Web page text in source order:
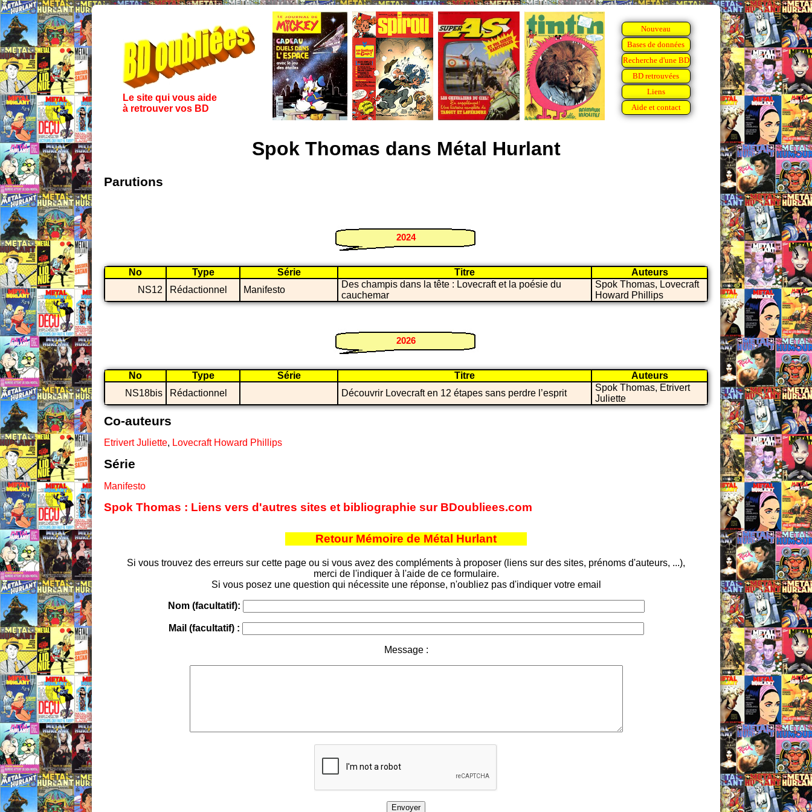
Le site qui vous aide
à retrouver vos BD
Nouveau
Bases de données
Recherche d'une BD
BD retrouvées
Liens
Aide et contact
Spok Thomas dans Métal Hurlant
Parutions
2024
No Type Série Titre
Auteurs
NS12
Rédactionnel Manifesto
Des champis dans la tête : Lovecraft et la poésie du
cauchemar
Spok Thomas, Lovecraft
Howard Phillips
2026
No Type Série Titre
Auteurs
NS18bis
Rédactionnel Découvrir Lovecraft en 12 étapes sans perdre l’esprit
Spok Thomas, Etrivert
Juliette
Co-auteurs
Etrivert Juliette, Lovecraft Howard Phillips
Série
Manifesto
Spok Thomas : Liens vers d'autres sites et bibliographie sur BDoubliees.com
Retour Mémoire de Métal Hurlant
Si vous trouvez des erreurs sur cette page ou si vous avez des compléments à proposer (liens sur des sites, prénoms d'auteurs, ...),
merci de l'indiquer à l'aide de ce formulaire.
Si vous posez une question qui nécessite une réponse, n'oubliez pas d'indiquer votre email
Nom (facultatif):
Mail (facultatif) :
Message :